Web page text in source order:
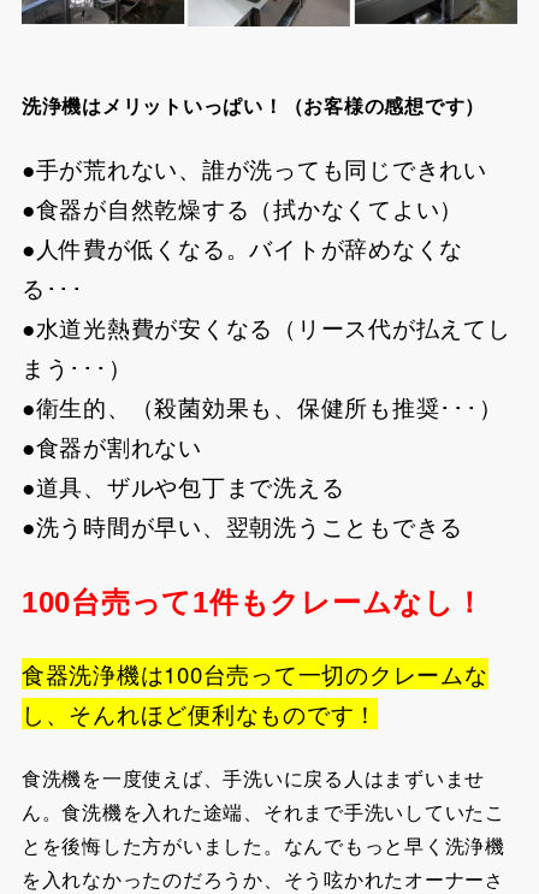
洗浄機はメリットいっぱい！（お客様の感想です）
●手が荒れない、誰が洗っても同じできれい
●食器が自然乾燥する（拭かなくてよい）
●人件費が低くなる。バイトが辞めなくな
る･･･
●水道光熱費が安くなる（ リース代が払えてし
まう･･･）
●衛生的、（殺菌効果も、保健所も推奨･･･）
●食器が割れない
●道具、ザルや包丁まで洗える
●洗う時間が早い、翌朝洗うこともできる
100台売って1件もクレームなし！
食器洗浄機は100台売って一切のクレームな
し、そんれほど便利なものです！
食洗機を一度使えば、手洗いに戻る人はまずいませ
ん。食洗機を入れた途端、それまで手洗いしていたこ
とを後悔した方がいました。なんでもっと早く洗浄機
を入れなかったのだろうか、そう呟かれたオーナーさ